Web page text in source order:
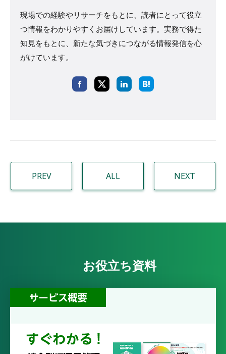
現場での経験やリサーチをもとに、読者にとって役立
つ情報をわかりやすくお届けしています。実務で得た
知見をもとに、新たな気づきにつながる情報発信を心
がけています。
PREV ALL NEXT
お役立ち資料